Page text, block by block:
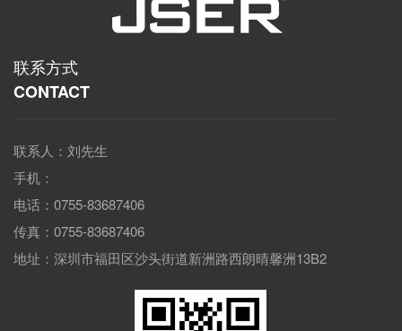
联系方式
CONTACT
联系人：刘先生
手机：
电话：0755-83687406
传真：0755-83687406
地址：深圳市福田区沙头街道新洲路西朗晴馨洲13B2